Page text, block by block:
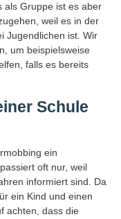
als Gruppe ist es aber
weil es in der
Jugendlichen ist. Wir
um beispielsweise
falls es bereits
Schule
ein
oft nur, weil
informiert sind. Da
ein Kind und einen
achten, dass die